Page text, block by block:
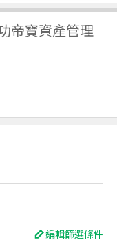
帝寶資產管理
編輯篩選條件